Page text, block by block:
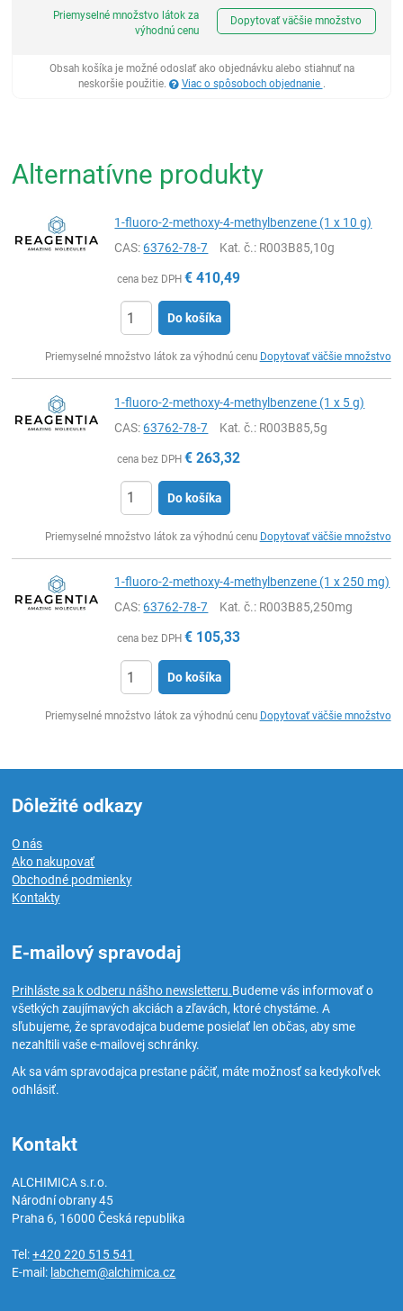
Priemyselné množstvo látok za
výhodnú cenu
Dopytovať väčšie množstvo
Obsah košíka je možné odoslať ako objednávku alebo stiahnuť na
neskoršie použitie.
Viac o spôsoboch objednanie .
Alternatívne produkty
1-fluoro-2-methoxy-4-methylbenzene (1 x 10 g)
CAS:63762-78-7 Kat. č.: R003B85,10g
cena bez DPH € 410,49
Do košíka
Priemyselné množstvo látok za výhodnú cenu Dopytovať väčšie množstvo
1-fluoro-2-methoxy-4-methylbenzene (1 x 5 g)
CAS:63762-78-7 Kat. č.: R003B85,5g
cena bez DPH € 263,32
Do košíka
Priemyselné množstvo látok za výhodnú cenu Dopytovať väčšie množstvo
1-fluoro-2-methoxy-4-methylbenzene (1 x 250 mg)
CAS:63762-78-7 Kat. č.: R003B85,250mg
cena bez DPH € 105,33
Do košíka
Priemyselné množstvo látok za výhodnú cenu Dopytovať väčšie množstvo
Dôležité odkazy
O nás
Ako nakupovať
Obchodné podmienky
Kontakty
E-mailový spravodaj
Prihláste sa k odberu nášho newsletteru.Budeme vás informovať o
všetkých zaujímavých akciách a zľavách, ktoré chystáme. A
sľubujeme, že spravodajca budeme posielať len občas, aby sme
nezahltili vaše e-mailovej schránky.
Ak sa vám spravodajca prestane páčiť, máte možnosť sa kedykoľvek
odhlásiť.
Kontakt
ALCHIMICA s.r.o.
Národní obrany 45
Praha 6, 16000Česká republika
Tel:+420 220 515 541
E-mail: labchem@alchimica.cz